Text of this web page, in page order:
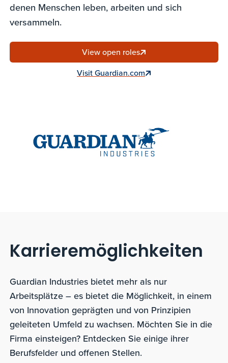
denen Menschen leben, arbeiten und sich
versammeln.
View open roles
Visit Guardian.com
Karrieremöglichkeiten
Guardian Industries bietet mehr als nur
Arbeitsplätze – es bietet die Möglichkeit, in einem
von Innovation geprägten und von Prinzipien
geleiteten Umfeld zu wachsen. Möchten Sie in die
Firma einsteigen? Entdecken Sie einige ihrer
Berufsfelder und offenen Stellen.